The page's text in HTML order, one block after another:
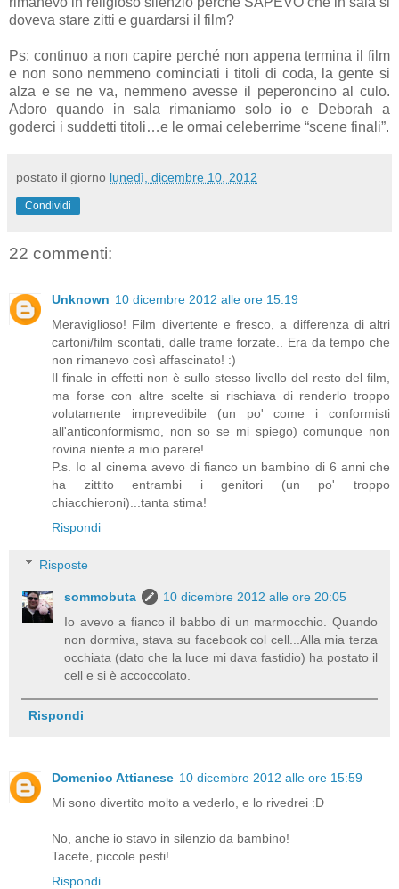
doveva stare zitti e guardarsi il film?
Ps: continuo a non capire perché non appena termina il film
e non sono nemmeno cominciati i titoli di coda, la gente si
alza e se ne va, nemmeno avesse il peperoncino al culo.
Adoro quando in sala rimaniamo solo io e Deborah a
goderci i suddetti titoli…e le ormai celeberrime “scene finali”.
postato il giorno lunedì, dicembre 10, 2012
Condividi
22 commenti:
Unknown 10 dicembre 2012 alle ore 15:19
Meraviglioso! Film divertente e fresco, a differenza di altri
cartoni/film scontati, dalle trame forzate.. Era da tempo che
non rimanevo così affascinato! :)
Il finale in effetti non è sullo stesso livello del resto del film,
ma forse con altre scelte si rischiava di renderlo troppo
volutamente imprevedibile (un po' come i conformisti
all'anticonformismo, non so se mi spiego) comunque non
rovina niente a mio parere!
P.s. Io al cinema avevo di fianco un bambino di 6 anni che
ha zittito entrambi i genitori (un po' troppo
chiacchieroni)...tanta stima!
Rispondi
Risposte
sommobuta
10 dicembre 2012 alle ore 20:05
Io avevo a fianco il babbo di un marmocchio. Quando
non dormiva, stava su facebook col cell...Alla mia terza
occhiata (dato che la luce mi dava fastidio) ha postato il
cell e si è accoccolato.
Rispondi
Domenico Attianese 10 dicembre 2012 alle ore 15:59
Mi sono divertito molto a vederlo, e lo rivedrei :D
No, anche io stavo in silenzio da bambino!
Tacete, piccole pesti!
Rispondi